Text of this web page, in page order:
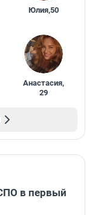
Юлия,50
Анастасия,
29
в первый